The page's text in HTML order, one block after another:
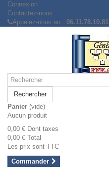
Connexion
Contactez-nous
Appelez-nous au : 06.11.78.10.81
Rechercher
Panier (vide)
Aucun produit
0,00 € Dont taxes
0,00 € Total
Les prix sont TTC
Commander